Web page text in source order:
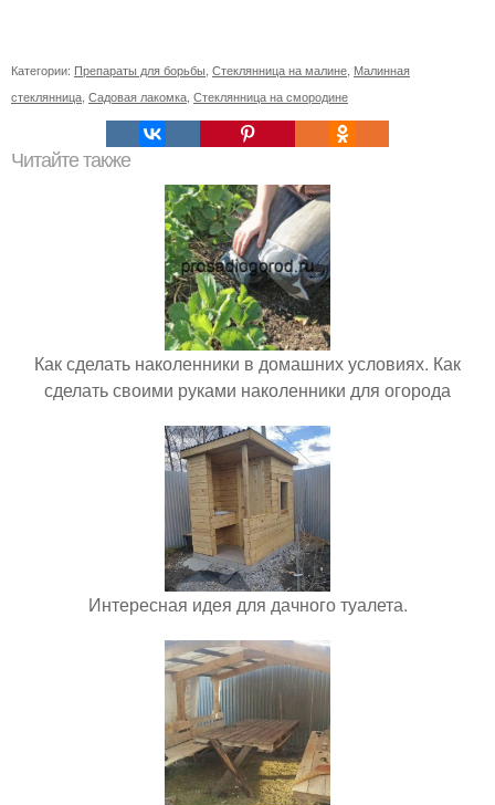
Категории: Препараты для борьбы, Стеклянница на малине, Малинная
стеклянница, Садовая лакомка, Стеклянница на смородине
Читайте также
Как сделать наколенники в домашних условиях. Как
сделать своими руками наколенники для огорода
Интересная идея для дачного туалета.